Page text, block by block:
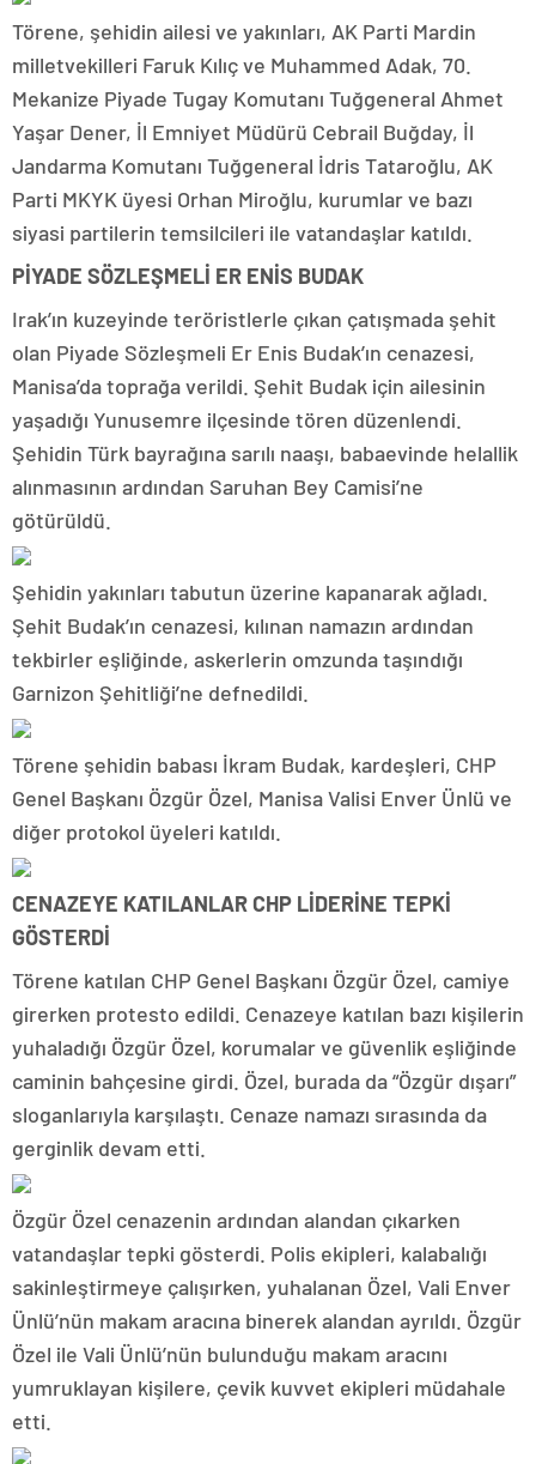
Törene, şehidin ailesi ve yakınları, AK Parti Mardin
milletvekilleri Faruk Kılıç ve Muhammed Adak, 70.
Mekanize Piyade Tugay Komutanı Tuğgeneral Ahmet
Yaşar Dener, İl Emniyet Müdürü Cebrail Buğday, İl
Jandarma Komutanı Tuğgeneral İdris Tataroğlu, AK
Parti MKYK üyesi Orhan Miroğlu, kurumlar ve bazı
siyasi partilerin temsilcileri ile vatandaşlar katıldı.
PİYADE SÖZLEŞMELİ ER ENİS BUDAK
Irak’ın kuzeyinde teröristlerle çıkan çatışmada şehit
olan Piyade Sözleşmeli Er Enis Budak’ın cenazesi,
Manisa’da toprağa verildi. Şehit Budak için ailesinin
yaşadığı Yunusemre ilçesinde tören düzenlendi.
Şehidin Türk bayrağına sarılı naaşı, babaevinde helallik
alınmasının ardından Saruhan Bey Camisi’ne
götürüldü.
Şehidin yakınları tabutun üzerine kapanarak ağladı.
Şehit Budak’ın cenazesi, kılınan namazın ardından
tekbirler eşliğinde, askerlerin omzunda taşındığı
Garnizon Şehitliği’ne defnedildi.
Törene şehidin babası İkram Budak, kardeşleri, CHP
Genel Başkanı Özgür Özel, Manisa Valisi Enver Ünlü ve
diğer protokol üyeleri katıldı.
CENAZEYE KATILANLAR CHP LİDERİNE TEPKİ
GÖSTERDİ
Törene katılan CHP Genel Başkanı Özgür Özel, camiye
girerken protesto edildi. Cenazeye katılan bazı kişilerin
yuhaladığı Özgür Özel, korumalar ve güvenlik eşliğinde
caminin bahçesine girdi. Özel, burada da “Özgür dışarı”
sloganlarıyla karşılaştı. Cenaze namazı sırasında da
gerginlik devam etti.
Özgür Özel cenazenin ardından alandan çıkarken
vatandaşlar tepki gösterdi. Polis ekipleri, kalabalığı
sakinleştirmeye çalışırken, yuhalanan Özel, Vali Enver
Ünlü’nün makam aracına binerek alandan ayrıldı. Özgür
Özel ile Vali Ünlü’nün bulunduğu makam aracını
yumruklayan kişilere, çevik kuvvet ekipleri müdahale
etti.